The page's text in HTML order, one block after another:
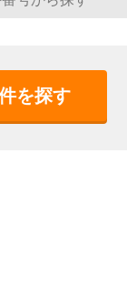
を探す